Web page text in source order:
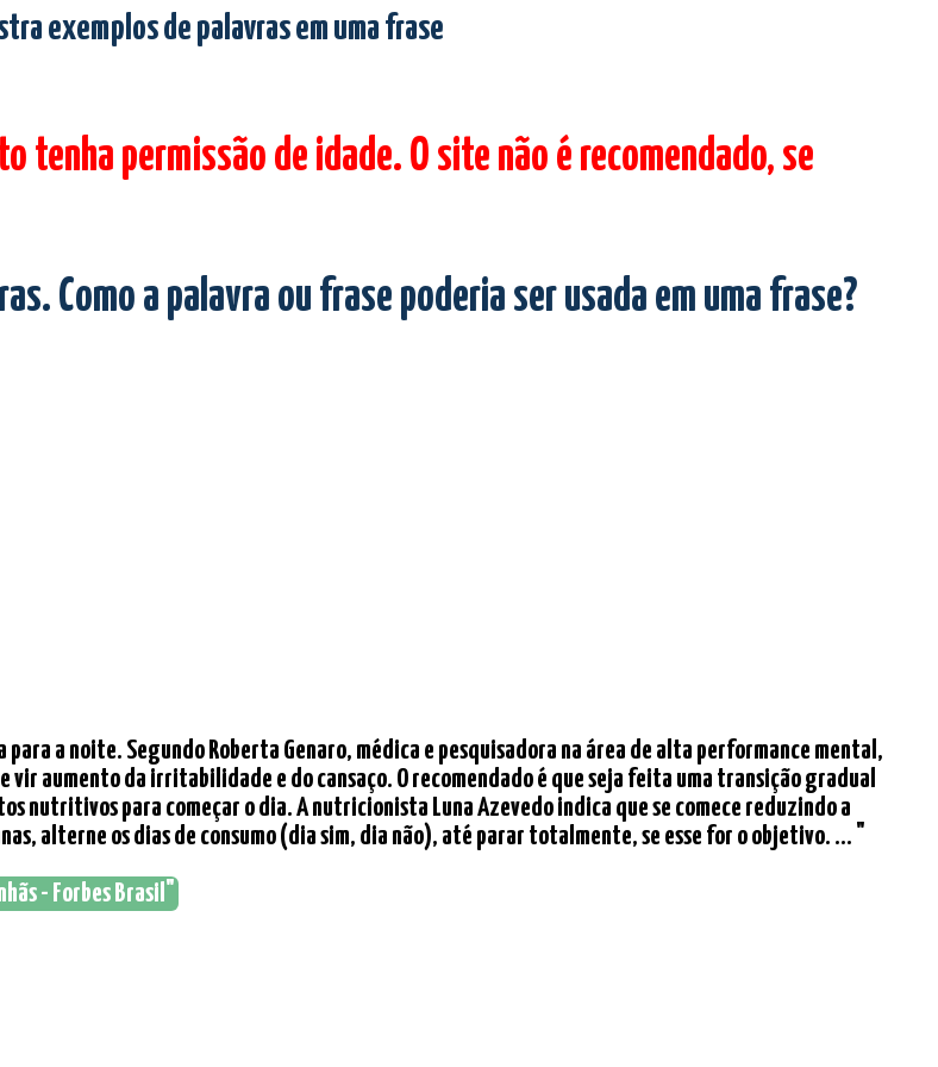
exemplos de palavras em uma frase
tenha permissão de idade. O site não é recomendado, se
Como a palavra ou frase poderia ser usada em uma frase?
a noite. Segundo Roberta Genaro, médica e pesquisadora na área de alta performance mental,
vir aumento da irritabilidade e do cansaço. O recomendado é que seja feita uma transição gradual
nutritivos para começar o dia. A nutricionista Luna Azevedo indica que se comece reduzindo a
alterne os dias de consumo (dia sim, dia não), até parar totalmente, se esse for o objetivo. ... "
- Forbes Brasil"